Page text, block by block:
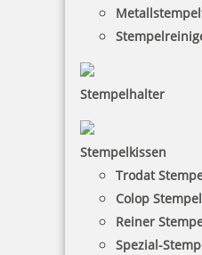
Stempelhalter
Stempelkissen
Trodat
Colop
Reiner
Spezial-
Jetzt gestalten
Trodat Classic